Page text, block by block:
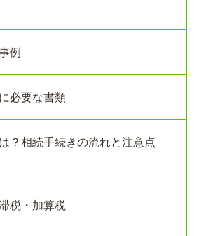
例
必要な書類
？相続手続きの流れと注意点
税・加算税